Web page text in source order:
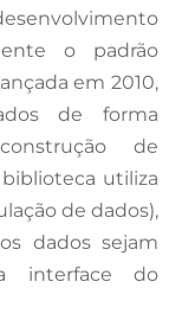
o padrão
em 2010,
de forma
de
utiliza
de dados),
dados sejam
interface do